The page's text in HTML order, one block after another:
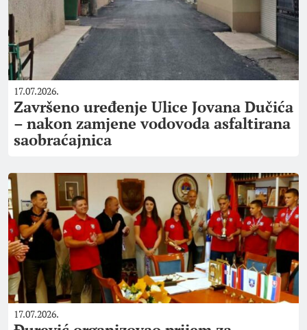
17.07.2026.
Završeno uređenje Ulice Jovana Dučića
– nakon zamjene vodovoda asfaltirana
saobraćajnica
17.07.2026.